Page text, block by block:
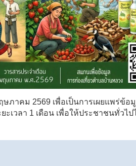
ษภาคม 2569 เพื่อเป็นการเผยแพร่ข้อ
เวลา 1 เดือน เพื่อให้ประชาชนทั่วไป